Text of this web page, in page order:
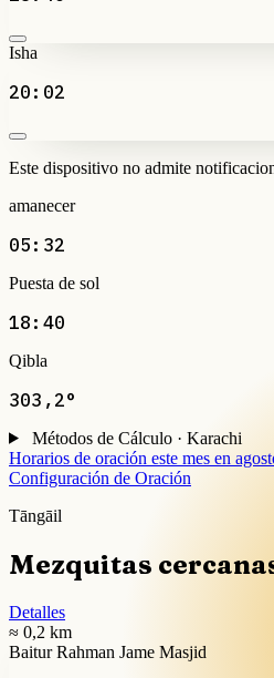
Isha
20:02
Este dispositivo no admite
amanecer
05:32
Puesta de sol
18:40
Qibla
303,2°
Métodos de Cálculo · Karachi
Horarios de oración este mes en
Configuración de Oración
Tāngāil
Mezquitas
Detalles
≈ 0,2 km
Baitur Rahman Jame Masjid